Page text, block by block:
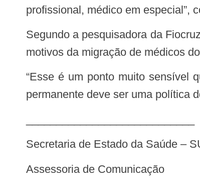
profissional, médico em especial”,
Segundo a pesquisadora da Fiocruz, a dificuldade dos profissionais em continuar estudando é apontada como um dos principais
motivos da migração de médicos
“Esse é um ponto muito sensível que é preciso pensar transversalmente como uma política de saúde. A política de educação
permanente deve ser uma política
Secretaria de Estado da Saúde –
Assessoria de Comunicação